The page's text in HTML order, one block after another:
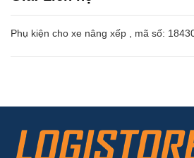
Phụ kiện cho xe nâng xếp , mã số: